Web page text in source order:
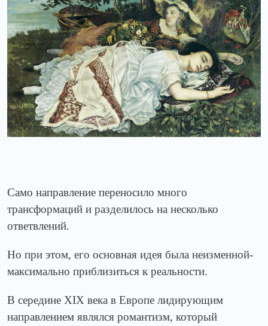
Само направление переносило много
трансформаций и разделилось на несколько
ответвлений.
Но при этом, его основная идея была неизменной-
максимально приблизиться к реальности.
В середине XIX века в Европе лидирующим
направлением являлся романтизм, который